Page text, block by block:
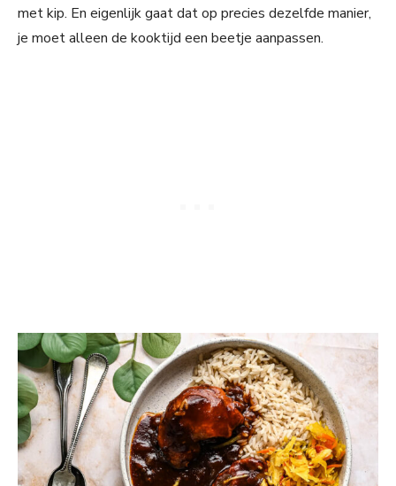
met kip. En eigenlijk gaat dat op precies dezelfde manier,
je moet alleen de kooktijd een beetje aanpassen.